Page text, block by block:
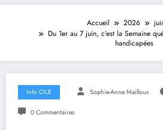
Accueil 2026
Du 1er au 7 juin, c’est la Semaine
handicapées
Info CILE Sophie-Anne Mailloux
0 Commentaires